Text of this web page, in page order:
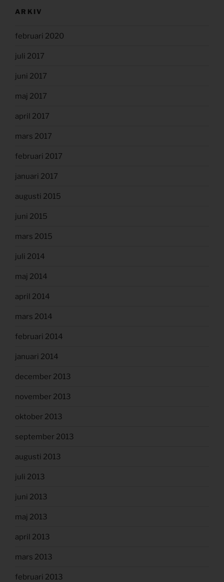
ARKIV
februari 2020
juli 2017
juni 2017
maj 2017
april 2017
mars 2017
februari 2017
januari 2017
augusti 2015
juni 2015
mars 2015
juli 2014
maj 2014
april 2014
mars 2014
februari 2014
januari 2014
december 2013
november 2013
oktober 2013
september 2013
augusti 2013
juli 2013
juni 2013
maj 2013
april 2013
mars 2013
februari 2013